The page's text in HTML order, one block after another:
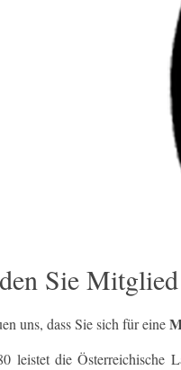
Sie Mitglied
uns, dass Sie sich für eine
leistet die Österreichische